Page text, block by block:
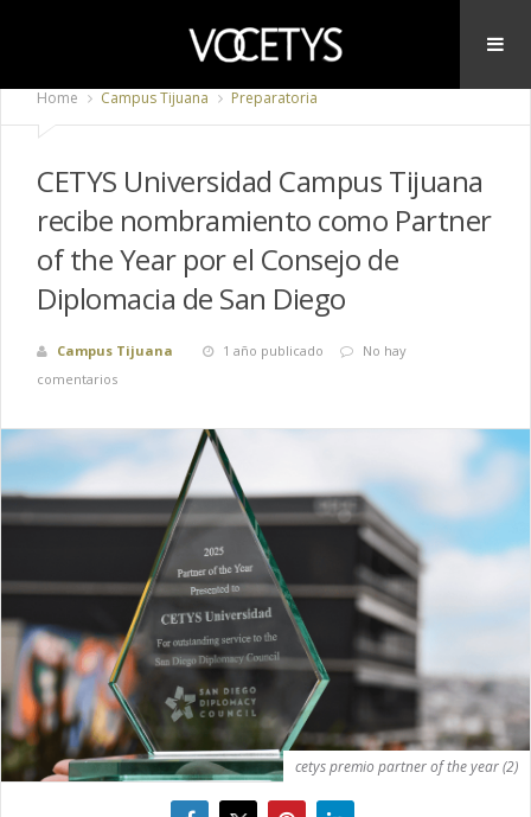
Home Campus Tijuana Preparatoria
CETYS Universidad Campus Tijuana
recibe nombramiento como Partner
of the Year por el Consejo de
Diplomacia de San Diego
Campus Tijuana 1 año publicado
No hay
comentarios
cetys premio partner of the year (2)